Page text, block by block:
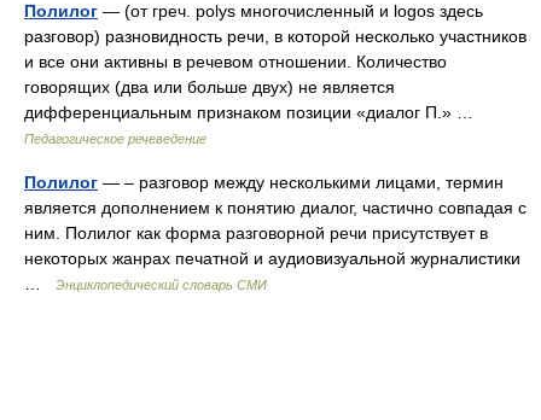
Полилог — (от греч. polys многочисленный и logos здесь
разговор) разновидность речи, в которой несколько участников
и все они активны в речевом отношении. Количество
говорящих (два или больше двух) не является
дифференциальным признаком позиции «диалог П.» …
Педагогическое речеведение
Полилог — – разговор между несколькими лицами, термин
является дополнением к понятию диалог, частично совпадая с
ним. Полилог как форма разговорной речи присутствует в
некоторых жанрах печатной и аудиовизуальной журналистики
Энциклопедический словарь СМИ